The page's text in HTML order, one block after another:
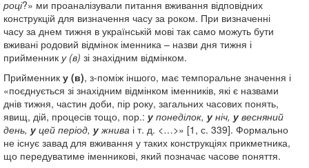
році?» ми проаналізували питання вживання відповідних
конструкцій для визначення часу за роком. При визначенні
часу за днем тижня в українській мові так само можуть бути
вживані родовий відмінок іменника – назви дня тижня і
прийменник у (в) зі знахідним відмінком.
Прийменник у (в), з-поміж іншого, має темпоральне значення і
«поєднується зі знахідним відмінком іменників, які є назвами
днів тижня, частин доби, пір року, загальних часових понять,
явищ, дій, процесів тощо, пор.: у понеділок, у ніч, у весняний
день, у цей період, ужнива і т. д. <…>» [1, с. 339]. Формально
не існує завад для вживання у таких конструкціях прикметника,
що передуватиме іменникові, який позначає часове поняття.